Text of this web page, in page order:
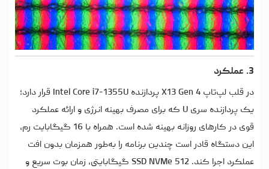
3. عملکرد
در قلب لپ‌تاپ X13 Gen 4 پردازنده Intel Core i7-1355U قرار دارد؛
یک پردازنده سری U که برای مصرف بهینه انرژی و ارائه عملکرد
قوی در کارهای روزانه بهینه شده است. همراه با 16 گیگابایت رم،
این دستگاه قادر است چندین برنامه را به‌طور همزمان بدون افت
عملکرد اجرا کند. SSD NVMe 512 گیگابایتی، زمان بوت سریع و